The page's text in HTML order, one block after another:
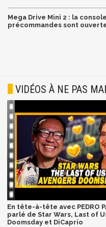
Mega Drive Mini 2 : la
précommandes sont
VIDÉOS À NE PAS
En tête-à-tête avec PEDRO
parlé de Star Wars, Last of
Doomsday et DiCaprio